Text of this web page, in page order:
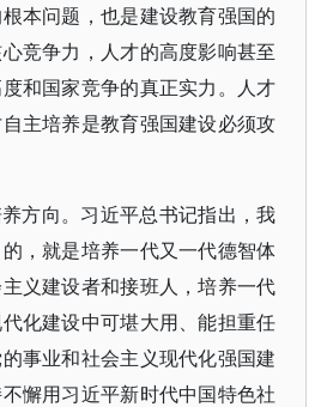
本问题，也是建设教育强国的
竞争力，人才的高度影响甚至
和国家竞争的真正实力。人才
主培养是教育强国建设必须攻
方向。习近平总书记指出，我
，就是培养一代又一代德智体
义建设者和接班人，培养一代
化建设中可堪大用、能担重任
事业和社会主义现代化强国建
懈用习近平新时代中国特色社